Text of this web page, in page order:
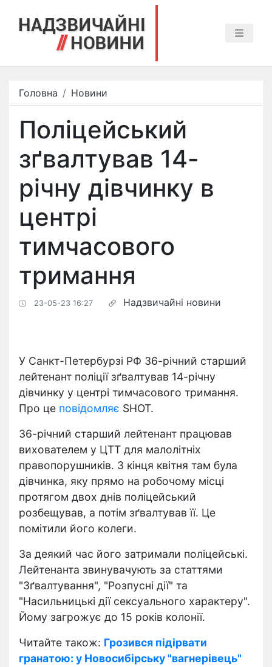
Головна Новини
Поліцейський
зґвалтував 14-
річну дівчинку в
центрі
тимчасового
тримання
23-05-23 16:27 Надзвичайні новини
У Санкт-Петербурзі РФ 36-річний старший
лейтенант поліції зґвалтував 14-річну
дівчинку у центрі тимчасового тримання.
Про це повідомляє SHOT.
36-річний старший лейтенант працював
вихователем у ЦТТ для малолітніх
правопорушників. З кінця квітня там була
дівчинка, яку прямо на робочому місці
протягом двох днів поліцейський
розбещував, а потім зґвалтував її. Це
помітили його колеги.
За деякий час його затримали поліцейські.
Лейтенанта звинувачують за статтями
"Зґвалтування", "Розпусні дії" та
"Насильницькі дії сексуального характеру".
Йому загрожує до 15 років колонії.
Читайте також: Грозився підірвати
гранатою: у Новосибірську "вагнерівець"